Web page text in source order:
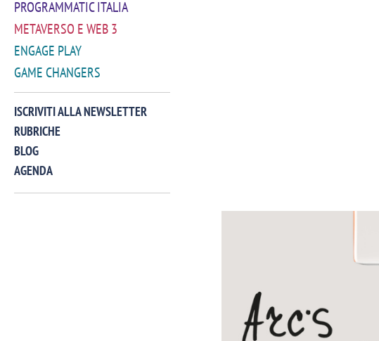
PROGRAMMATIC ITALIA
METAVERSO E WEB 3
ENGAGE PLAY
GAME CHANGERS
ISCRIVITI ALLA NEWSLETTER
RUBRICHE
BLOG
AGENDA